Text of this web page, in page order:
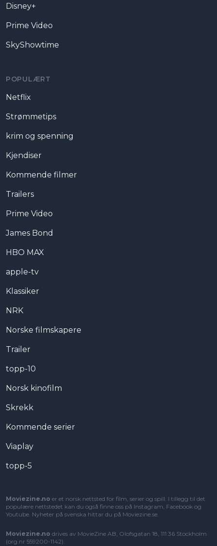
Disney+
Prime Video
SkyShowtime
POPULÆRT
Netflix
Strømmetips
krim og spenning
Kjendiser
Kommende filmer
Trailers
Prime Video
James Bond
HBO MAX
apple-tv
Klassiker
NRK
Norske filmskapere
Trailer
topp-10
Norsk kinofilm
Skrekk
Kommende serier
Viaplay
topp-5
Moviezine.no er et norsk nettsted for film, serier og spill. I tillegg til det
populære nettstedet kan du også finne oss på Instagram, Facebook og
Youtube. Nyheter på svenska hittar du på Moviezine.se.
Moviezine.no drives av MovieZine AB, Olofsgatan 18, 111 36 Stockholm
(org.nr 559200-1142).